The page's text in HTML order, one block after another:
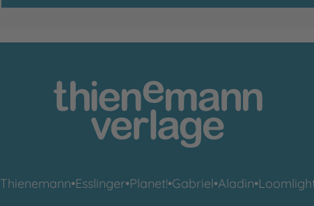
Thienemann•Esslinger•Planet!•Gabriel•Aladin•